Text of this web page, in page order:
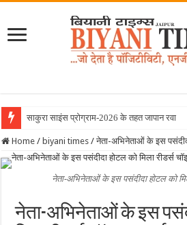
साकुरा साइंस प्रोग्राम-2026 के तहत जापान रवाना
Home / biyani times / नेता-अभिनेताओं के इस
नेता-अभिनेताओं के इस पसंदीदा होटल को
नेता-अभिनेताओं के इस